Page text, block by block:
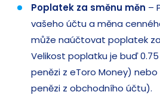
Poplatek za směnu měn –
vašeho účtu a měna
může naúčtovat poplatek
Velikost poplatku je buď
penězi z eToro Money)
penězi z obchodního účtu).